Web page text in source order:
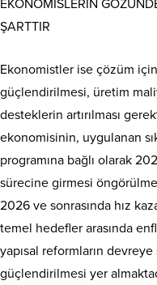
EKONOMİSLERİN
ŞARTTIR
Ekonomistler ise çözüm
güçlendirilmesi, üretim
desteklerin artırılması
ekonomisinin, uygulanan
programına bağlı olarak
sürecine girmesi öngörül
2026 ve sonrasında hız
temel hedefler arasında
yapısal reformların devreye
güçlendirilmesi yer al